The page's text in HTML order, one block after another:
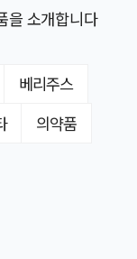
을 소개합니다
베리주스
의약품